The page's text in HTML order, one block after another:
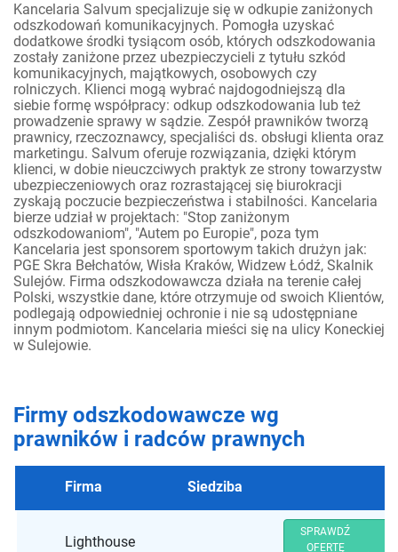
Kancelaria Salvum specjalizuje się w odkupie zaniżonych
odszkodowań komunikacyjnych. Pomogła uzyskać
dodatkowe środki tysiącom osób, których odszkodowania
zostały zaniżone przez ubezpieczycieli z tytułu szkód
komunikacyjnych, majątkowych, osobowych czy
rolniczych. Klienci mogą wybrać najdogodniejszą dla
siebie formę współpracy: odkup odszkodowania lub też
prowadzenie sprawy w sądzie. Zespół prawników tworzą
prawnicy, rzeczoznawcy, specjaliści ds. obsługi klienta oraz
marketingu. Salvum oferuje rozwiązania, dzięki którym
klienci, w dobie nieuczciwych praktyk ze strony towarzystw
ubezpieczeniowych oraz rozrastającej się biurokracji
zyskają poczucie bezpieczeństwa i stabilności. Kancelaria
bierze udział w projektach: "Stop zaniżonym
odszkodowaniom", "Autem po Europie", poza tym
Kancelaria jest sponsorem sportowym takich drużyn jak:
PGE Skra Bełchatów, Wisła Kraków, Widzew Łódź, Skalnik
Sulejów. Firma odszkodowawcza działa na terenie całej
Polski, wszystkie dane, które otrzymuje od swoich Klientów,
podlegają odpowiedniej ochronie i nie są udostępniane
innym podmiotom. Kancelaria mieści się na ulicy Koneckiej
w Sulejowie.
Firmy odszkodowawcze wg
prawników i radców prawnych
Firma Siedziba
Lighthouse
SPRAWDŹ
OFERTĘ